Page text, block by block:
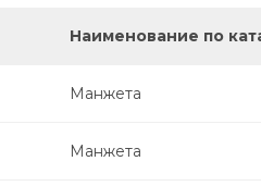
Наименование по
Манжета
Манжета